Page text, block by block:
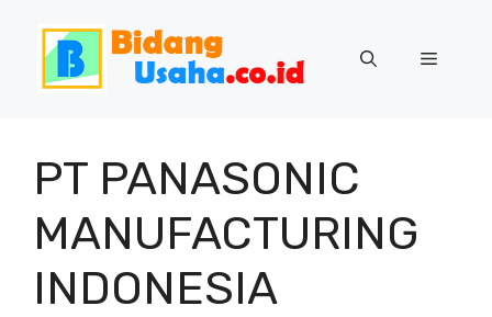
Menu
PT PANASONIC
MANUFACTURING
INDONESIA